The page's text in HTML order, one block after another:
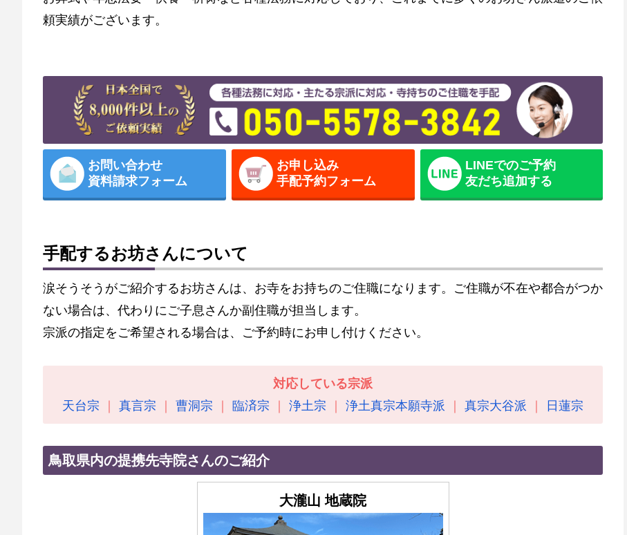
頼実績がございます。
お問い合わせ
資料請求フォーム
お申し込み
手配予約フォーム
LINEでのご予約
友だち追加する
手配するお坊さんについて
涙そうそうがご紹介するお坊さんは、お寺をお持ちのご住職になります。ご住職が不在や都合がつか
ない場合は、代わりにご子息さんか副住職が担当します。
宗派の指定をご希望される場合は、ご予約時にお申し付けください。
対応している宗派
天台宗
真言宗 曹洞宗 臨済宗 浄土宗 浄土真宗本願寺派 真宗大谷派 日蓮宗
鳥取県内の提携先寺院さんのご紹介
大瀧山 地蔵院